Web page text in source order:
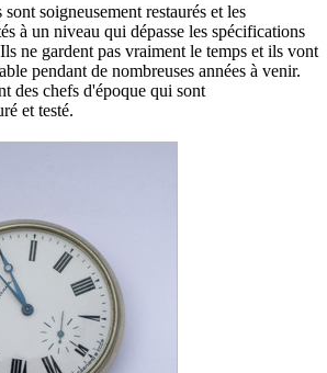
soigneusement restaurés et les
à un niveau qui dépasse les spécifications
ne gardent pas vraiment le temps et ils vont
pendant de nombreuses années à venir.
des chefs d'époque qui sont
et testé.